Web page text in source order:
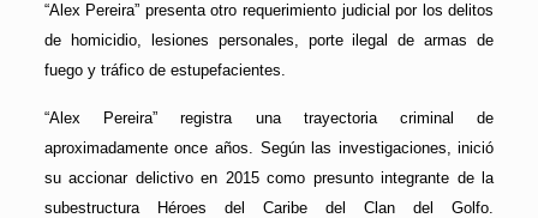
“Alex Pereira” presenta otro requerimiento judicial por los delitos
de homicidio, lesiones personales, porte ilegal de armas de
fuego y tráfico de estupefacientes.
“Alex Pereira” registra una trayectoria criminal de
aproximadamente once años. Según las investigaciones, inició
su accionar delictivo en 2015 como presunto integrante de la
subestructura Héroes del Caribe del Clan del Golfo.